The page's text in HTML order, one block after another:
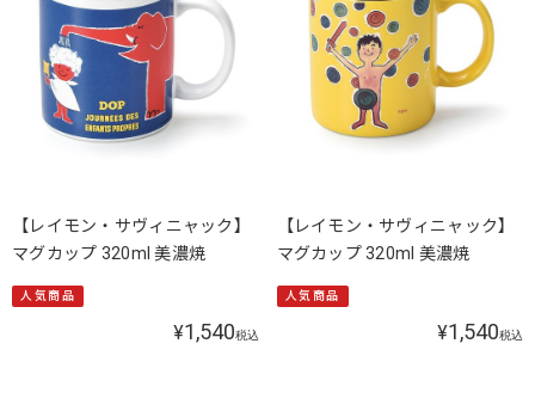
【レイモン・サヴィニャック】
マグカップ 320ml 美濃焼
人気商品
¥1,540税込
【レイモン・サヴィニャック】
マグカップ 320ml 美濃焼
人気商品
¥1,540税込